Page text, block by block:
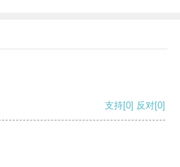
支持[0] 反对[0]